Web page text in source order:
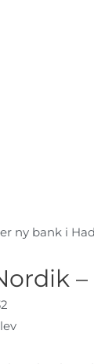
ny bank i